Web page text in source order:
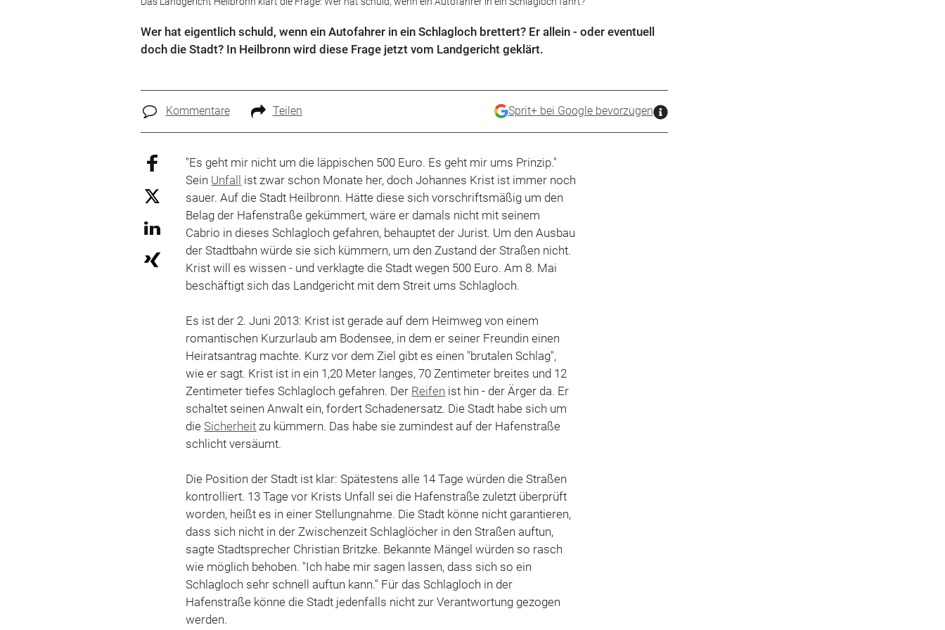
Wer hat eigentlich schuld, wenn ein Autofahrer in ein Schlagloch brettert? Er allein - oder eventuell
doch die Stadt? In Heilbronn wird diese Frage jetzt vom Landgericht geklärt.
Kommentare Teilen Sprit+ bei Google bevorzugen
"Es geht mir nicht um die läppischen 500 Euro. Es geht mir ums Prinzip."
Sein Unfall ist zwar schon Monate her, doch Johannes Krist ist immer noch
sauer. Auf die Stadt Heilbronn. Hätte diese sich vorschriftsmäßig um den
Belag der Hafenstraße gekümmert, wäre er damals nicht mit seinem
Cabrio in dieses Schlagloch gefahren, behauptet der Jurist. Um den Ausbau
der Stadtbahn würde sie sich kümmern, um den Zustand der Straßen nicht.
Krist will es wissen - und verklagte die Stadt wegen 500 Euro. Am 8. Mai
beschäftigt sich das Landgericht mit dem Streit ums Schlagloch.
Es ist der 2. Juni 2013: Krist ist gerade auf dem Heimweg von einem
romantischen Kurzurlaub am Bodensee, in dem er seiner Freundin einen
Heiratsantrag machte. Kurz vor dem Ziel gibt es einen "brutalen Schlag",
wie er sagt. Krist ist in ein 1,20 Meter langes, 70 Zentimeter breites und 12
Zentimeter tiefes Schlagloch gefahren. Der Reifen ist hin - der Ärger da. Er
schaltet seinen Anwalt ein, fordert Schadenersatz. Die Stadt habe sich um
die Sicherheit zu kümmern. Das habe sie zumindest auf der Hafenstraße
schlicht versäumt.
Die Position der Stadt ist klar: Spätestens alle 14 Tage würden die Straßen
kontrolliert. 13 Tage vor Krists Unfall sei die Hafenstraße zuletzt überprüft
worden, heißt es in einer Stellungnahme. Die Stadt könne nicht garantieren,
dass sich nicht in der Zwischenzeit Schlaglöcher in den Straßen auftun,
sagte Stadtsprecher Christian Britzke. Bekannte Mängel würden so rasch
wie möglich behoben. "Ich habe mir sagen lassen, dass sich so ein
Schlagloch sehr schnell auftun kann." Für das Schlagloch in der
Hafenstraße könne die Stadt jedenfalls nicht zur Verantwortung gezogen
werden.